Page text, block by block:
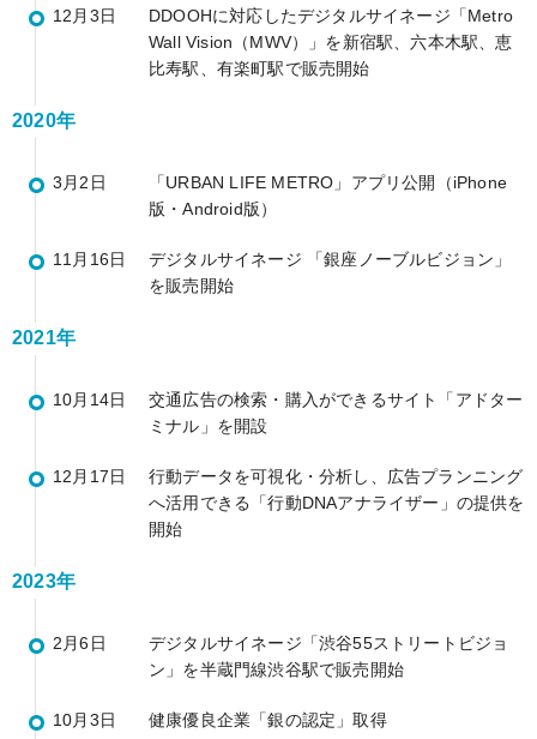
12月3日
DDOOHに対応したデジタルサイネージ「Metro
Wall Vision（MWV）」を新宿駅、六本木駅、恵
比寿駅、有楽町駅で販売開始
2020年
3月2日
「URBAN LIFE METRO」アプリ公開（iPhone
版・Android版）
11月16日
デジタルサイネージ 「銀座ノーブルビジョン」
を販売開始
2021年
10月14日
交通広告の検索・購入ができるサイト「アドター
ミナル」を開設
12月17日
行動データを可視化・分析し、広告プランニング
へ活用できる「行動DNAアナライザー」の提供を
開始
2023年
2月6日
デジタルサイネージ「渋谷55ストリートビジョ
ン」を半蔵門線渋谷駅で販売開始
10月3日 健康優良企業「銀の認定」取得